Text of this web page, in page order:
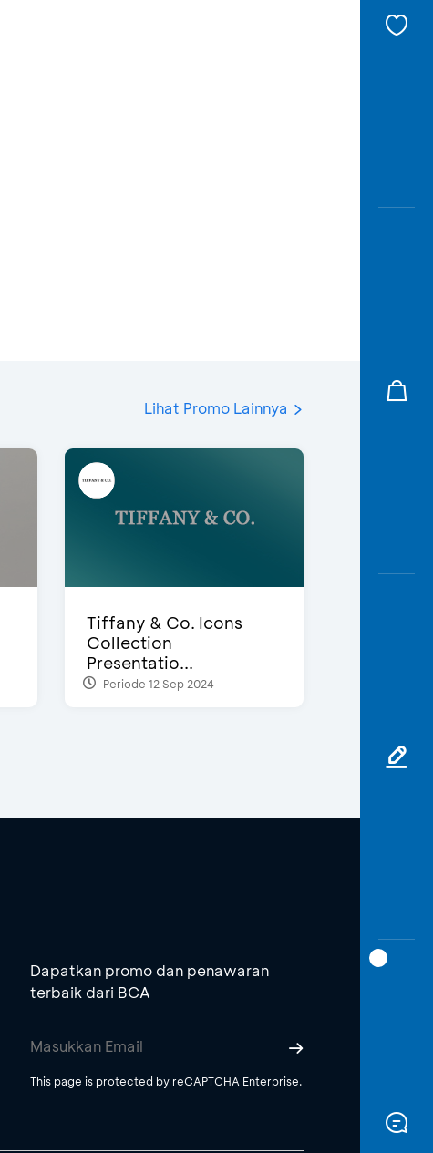
Lihat Promo Lainnya
Tiffany & Co. Icons
Collection
Presentatio...
Periode 12 Sep 2024
Dapatkan promo dan penawaran
terbaik dari BCA
This page is protected by reCAPTCHA Enterprise.